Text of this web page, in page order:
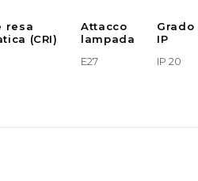
resa
(CRI)
Attacco
lampada
Grado
IP
E27 IP 20